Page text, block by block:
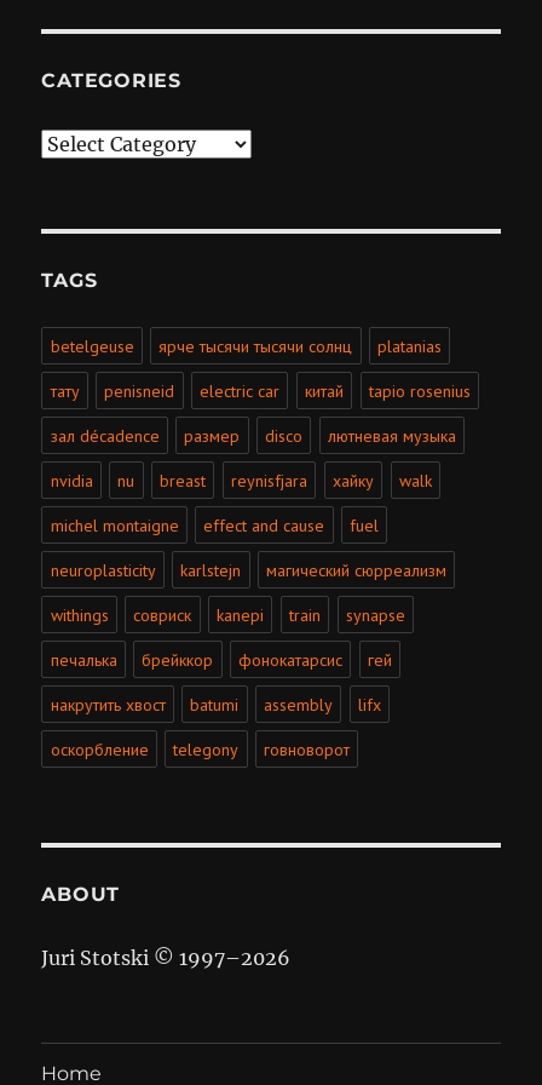
CATEGORIES
Categories
TAGS
betelgeuse ярче тысячи тысячи солнц platanias
тату penisneid electric car китай tapio rosenius
зал décadence размер disco лютневая музыка
nvidia nu breast reynisfjara хайку walk
michel montaigne effect and cause fuel
neuroplasticity karlstejn магический сюрреализм
withings совриск kanepi train synapse
печалька брейккор фонокатарсис гей
накрутить хвост batumi assembly lifx
оскорбление telegony говноворот
ABOUT
Juri Stotski © 1997–2026
Home